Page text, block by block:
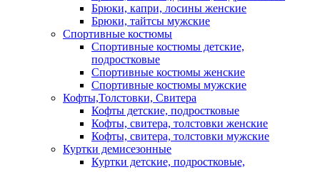
Брюки, капри, лосины женские
Брюки, тайтсы мужские
Спортивные костюмы
Спортивные костюмы детские,
подростковые
Спортивные костюмы женские
Спортивные костюмы мужские
Кофты,Толстовки, Свитера
Кофты детские, подростковые
Кофты, свитера, толстовки женские
Кофты, свитера, толстовки мужские
Куртки демисезонные
Куртки детские, подростковые,